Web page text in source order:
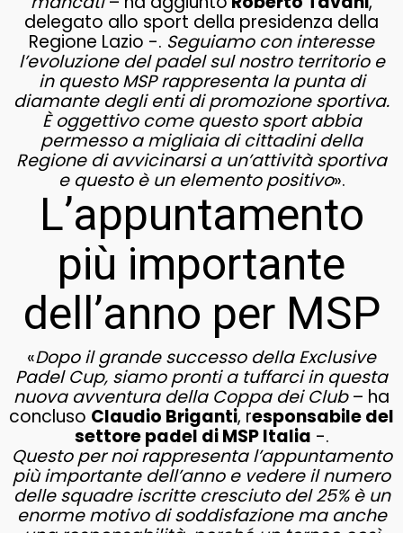
delegato allo sport della presidenza della
Regione Lazio -. Seguiamo con interesse
l’evoluzione del padel sul nostro territorio e
in questo MSP rappresenta la punta di
diamante degli enti di promozione sportiva.
È oggettivo come questo sport abbia
permesso a migliaia di cittadini della
Regione di avvicinarsi a un’attività sportiva
e questo è un elemento positivo».
L’appuntamento
più importante
dell’anno per MSP
«Dopo il grande successo della Exclusive
Padel Cup, siamo pronti a tuffarci in questa
nuova avventura della Coppa dei Club– ha
concluso Claudio Briganti, responsabile del
settore padel di MSP Italia -.
Questo per noi rappresenta l’appuntamento
più importante dell’anno e vedere il numero
delle squadre iscritte cresciuto del 25% è un
enorme motivo di soddisfazione ma anche